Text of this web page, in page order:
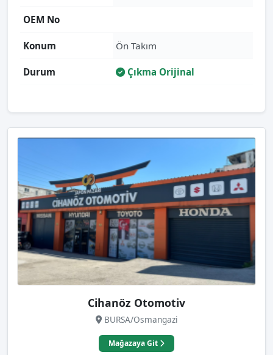
OEM No
Konum Ön Takım
Durum Çıkma Orijinal
Cihanöz Otomotiv
BURSA/Osmangazi
Mağazaya Git